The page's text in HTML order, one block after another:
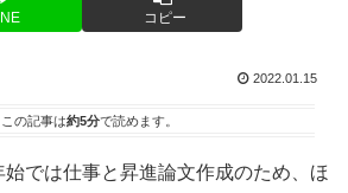
コピー
2022.01.15
この記事は約5分で読めます。
では仕事と昇進論文作成のため、ほ